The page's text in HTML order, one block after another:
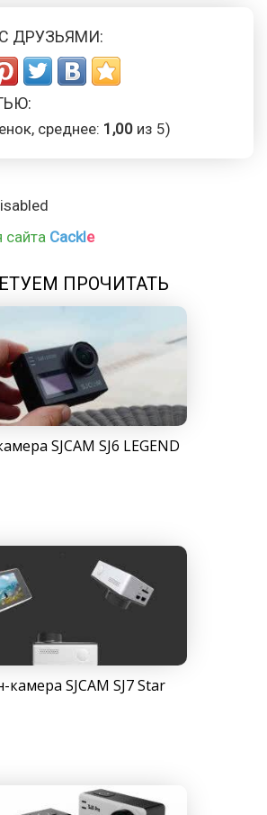
ДРУЗЬЯМИ:
среднее: 1,00 из 5)
Cackle
ПРОЧИТАТЬ
SJCAM SJ6 LEGEND
SJCAM SJ7 Star